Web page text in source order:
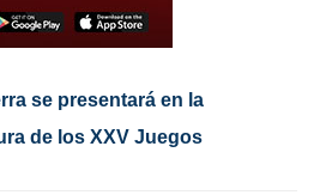
se presentará en la
de los XXV Juegos